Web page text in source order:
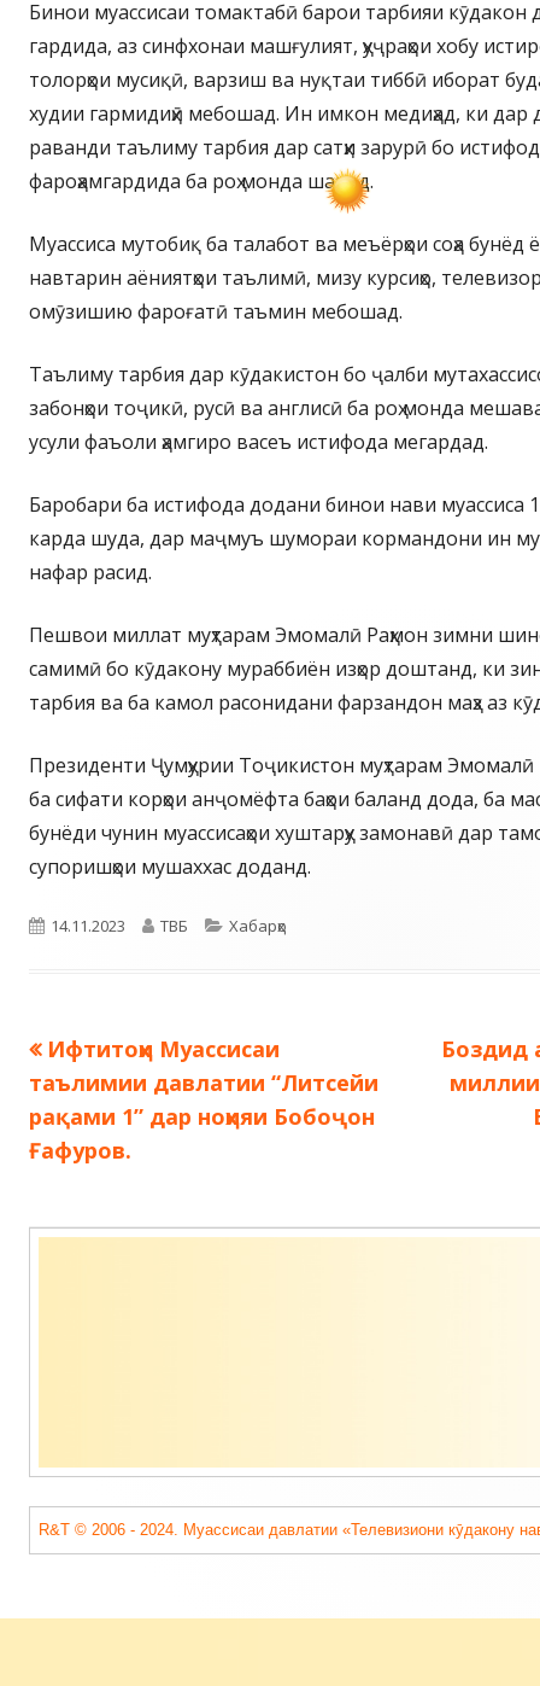
Бинои муассисаи томактабӣ барои тарбияи кӯдакон
гардида, аз синфхонаи машғулият, ҳуҷраҳои хобу
толорҳои мусиқӣ, варзиш ва нуқтаи тиббӣ иборат
худии гармидиҳӣ мебошад. Ин имкон медиҳад, ки дар
раванди таълиму тарбия дар сатҳи зарурӣ бо
фароҳамгардида ба роҳ монда шавад.
Муассиса мутобиқ ба талабот ва меъёрҳои соҳа бунёд
навтарин аёниятҳои таълимӣ, мизу курсиҳо,
омӯзишию фароғатӣ таъмин мебошад.
Таълиму тарбия дар кӯдакистон бо ҷалби
забонҳои тоҷикӣ, русӣ ва англисӣ ба роҳ монда
усули фаъоли ҳамгиро васеъ истифода мегардад.
Баробари ба истифода додани бинои нави муассиса
карда шуда, дар маҷмуъ шумораи кормандони ин
нафар расид.
Пешвои миллат муҳтарам Эмомалӣ Раҳмон зимни
самимӣ бо кӯдакону мураббиён изҳор доштанд, ки
тарбия ва ба камол расонидани фарзандон маҳз аз
Президенти Ҷумҳурии Тоҷикистон муҳтарам
ба сифати корҳои анҷомёфта баҳои баланд дода, ба
бунёди чунин муассисаҳои хуштарҳу замонавӣ дар
супоришҳои мушаххас доданд.
Опубликовано
14.11.2023 Автор
ТВБ Рубрики
Хабарҳо
Навигация
по
записям
Предыдущая
запись:
Ифтитоҳи Муассисаи
таълимии давлатии “Литсейи
рақами 1” дар ноҳияи Бобоҷон
Ғафуров.
запись:
Боздид
миллии
Содержимое
R&T © 2006 - 2024. Муассисаи давлатии «Телевизиони кӯдакону